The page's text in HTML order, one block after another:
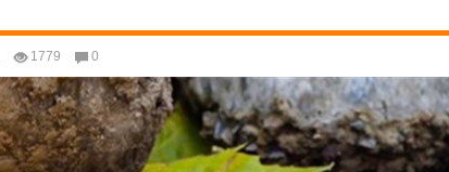
1779 0